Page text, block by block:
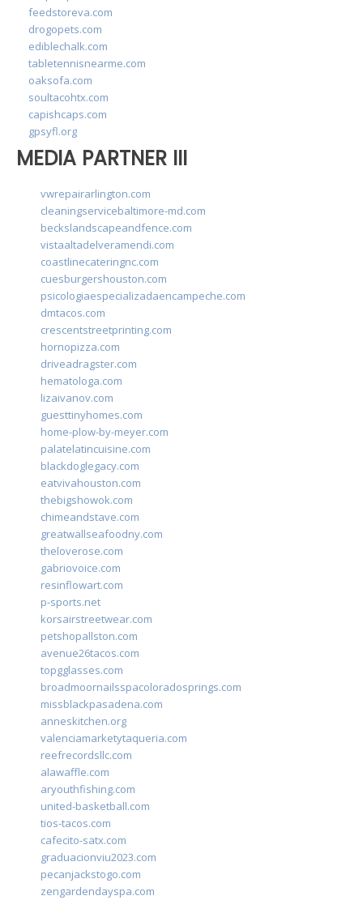
feedstoreva.com
drogopets.com
ediblechalk.com
tabletennisnearme.com
oaksofa.com
soultacohtx.com
capishcaps.com
gpsyfl.org
MEDIA PARTNER III
vwrepairarlington.com
cleaningservicebaltimore-md.com
beckslandscapeandfence.com
vistaaltadelveramendi.com
coastlinecateringnc.com
cuesburgershouston.com
psicologiaespecializadaencampeche.com
dmtacos.com
crescentstreetprinting.com
hornopizza.com
driveadragster.com
hematologa.com
lizaivanov.com
guesttinyhomes.com
home-plow-by-meyer.com
palatelatincuisine.com
blackdoglegacy.com
eatvivahouston.com
thebigshowok.com
chimeandstave.com
greatwallseafoodny.com
theloverose.com
gabriovoice.com
resinflowart.com
p-sports.net
korsairstreetwear.com
petshopallston.com
avenue26tacos.com
topgglasses.com
broadmoornailsspacoloradosprings.com
missblackpasadena.com
anneskitchen.org
valenciamarketytaqueria.com
reefrecordsllc.com
alawaffle.com
aryouthfishing.com
united-basketball.com
tios-tacos.com
cafecito-satx.com
graduacionviu2023.com
pecanjackstogo.com
zengardendayspa.com